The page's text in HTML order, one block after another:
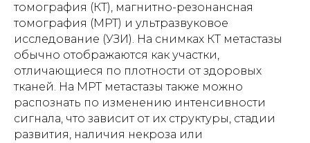
томография (КТ), магнитно-резонансная
томография (МРТ) и ультразвуковое
исследование (УЗИ). На снимках КТ метастазы
обычно отображаются как участки,
отличающиеся по плотности от здоровых
тканей. На МРТ метастазы также можно
распознать по изменению интенсивности
сигнала, что зависит от их структуры, стадии
развития, наличия некроза или
АРЕНДА МЕДИЦИНСКИХ КРОВАТЕЙ
облегчит ежедневный уход
и реабилитацию
ПОДРОБНЕЕ
7 положений